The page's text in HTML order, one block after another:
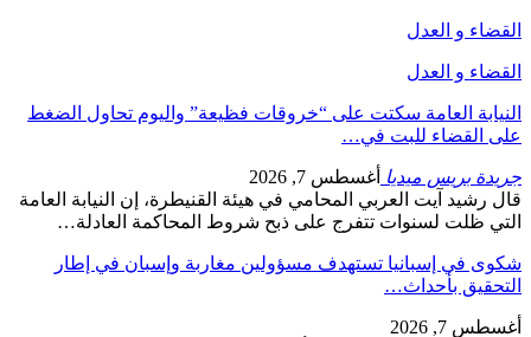
القضاء و العدل
القضاء و العدل
النيابة العامة سكتت على “خروقات فظيعة” واليوم تحاول الضغط
على القضاء للبت في…
جريدة بريس ميديا أغسطس 7, 2026
قال رشيد آيت العربي المحامي في هيئة القنيطرة، إن النيابة العامة
التي ظلت لسنوات تتفرج على ذبح شروط المحاكمة العادلة…
شكوى في إسبانيا تستهدف مسؤولين مغاربة وإسبان في إطار
التحقيق بأحداث…
أغسطس 7, 2026